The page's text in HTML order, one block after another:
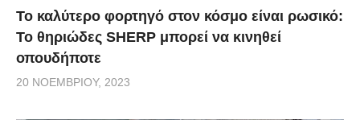
Το καλύτερο φορτηγό στον κόσμο είναι ρωσικό:
Το θηριώδες SHERP μπορεί να κινηθεί
οπουδήποτε
20 ΝΟΕΜΒΡΊΟΥ, 2023